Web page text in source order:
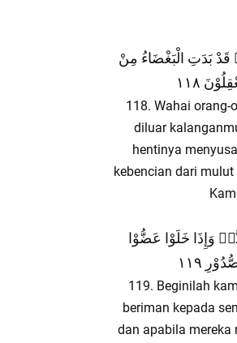
قَدْ بَدَتِ الْبَغْضَاءُ مِنْ
١١٨
118. Wahai
diluar
hentinya
kebencian dari
وَإِذَا خَلَوْا عَضُّوْا
١١٩
119. Beginilah
beriman kepada
dan apabila mereka